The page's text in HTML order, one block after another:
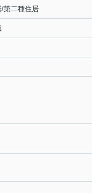
第二種住居